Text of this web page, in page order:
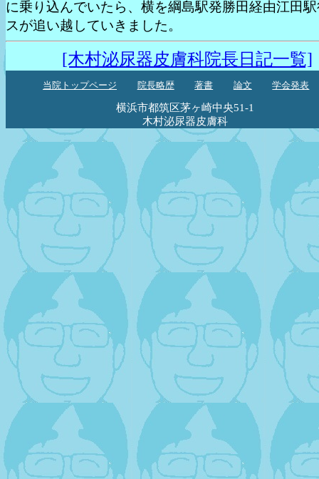
に乗り込んでいたら、横を綱島駅発勝田経由江田
スが追い越していきました。
[木村泌尿器皮膚科院長日記一覧]
当院トップページ 院長略歴 著書 論文 学会発表
横浜市都筑区茅ヶ崎中央51-1
木村泌尿器皮膚科